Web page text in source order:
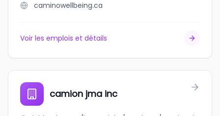
caminowellbeing.ca
Voir les emplois et détails
camion jma inc